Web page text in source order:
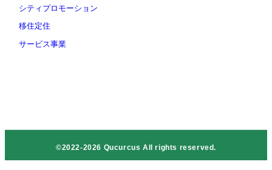
シティプロモーション
移住定住
サービス事業
©2022-2026 Qucurcus All rights reserved.